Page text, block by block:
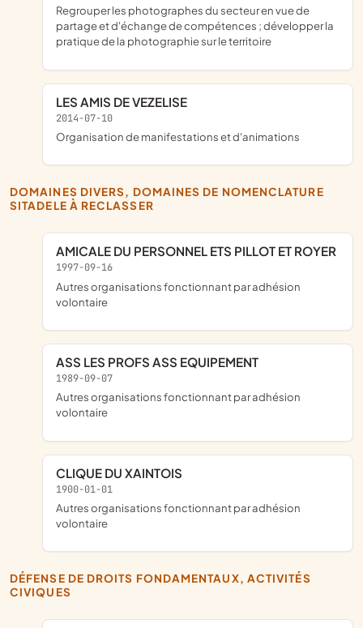
regrouper les photographes du secteur en vue de
partage et d'échange de compétences ; développer la
pratique de la photographie sur le territoire
LES AMIS DE VEZELISE
2014-07-10
organisation de manifestations et d'animations
DOMAINES DIVERS, DOMAINES DE NOMENCLATURE
SITADELE À RECLASSER
AMICALE DU PERSONNEL ETS PILLOT ET ROYER
1997-09-16
Autres organisations fonctionnant par adhésion
volontaire
ASS LES PROFS ASS EQUIPEMENT
1989-09-07
Autres organisations fonctionnant par adhésion
volontaire
CLIQUE DU XAINTOIS
1900-01-01
Autres organisations fonctionnant par adhésion
volontaire
DÉFENSE DE DROITS FONDAMENTAUX, ACTIVITÉS
CIVIQUES